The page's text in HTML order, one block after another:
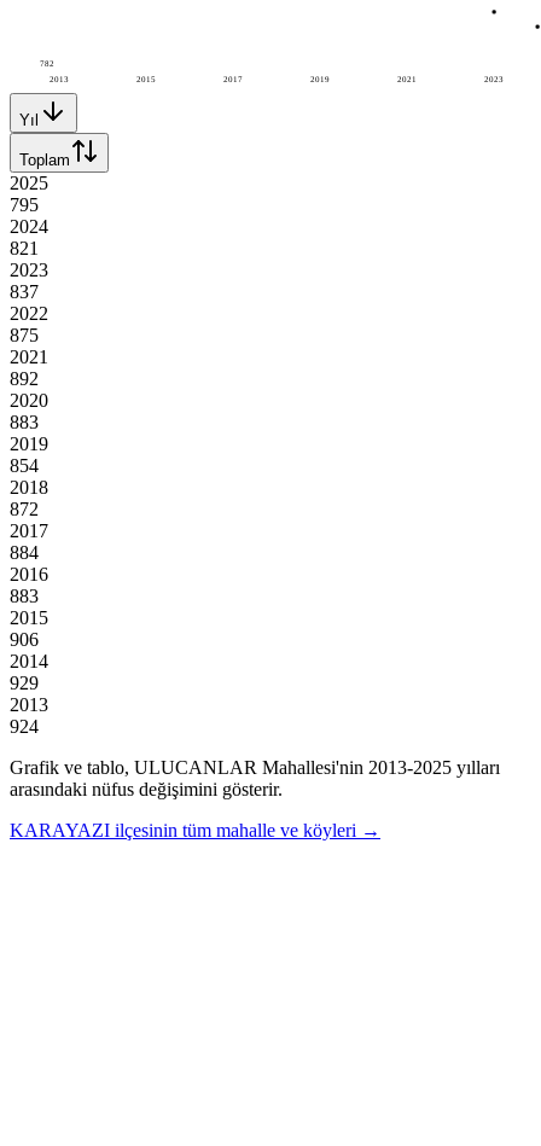
2013 2015 2017 2019 2021 2023
782
Yıl
Toplam
2025
795
2024
821
2023
837
2022
875
2021
892
2020
883
2019
854
2018
872
2017
884
2016
883
2015
906
2014
929
2013
924
Grafik ve tablo, ULUCANLAR Mahallesi'nin 2013-2025 yılları
arasındaki nüfus değişimini gösterir.
KARAYAZI ilçesinin tüm mahalle ve köyleri →